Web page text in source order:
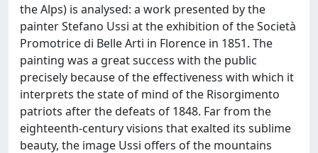
the Alps) is analysed: a work presented by the
painter Stefano Ussi at the exhibition of the Società
Promotrice di Belle Arti in Florence in 1851. The
painting was a great success with the public
precisely because of the effectiveness with which it
interprets the state of mind of the Risorgimento
patriots after the defeats of 1848. Far from the
eighteenth-century visions that exalted its sublime
beauty, the image Ussi offers of the mountains